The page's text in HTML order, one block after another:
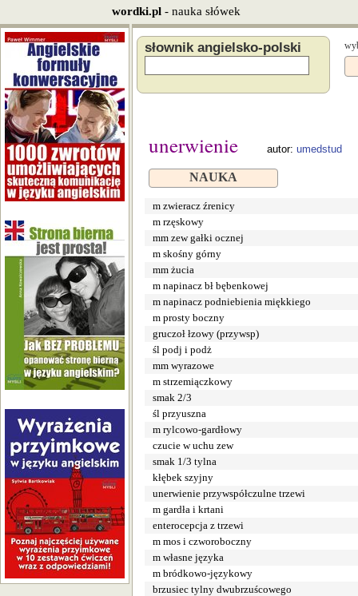
wordki.pl - nauka słówek
słownik angielsko-polski
unerwienie autor: umedstud
NAUKA
m zwieracz źrenicy
m rzęskowy
mm zew gałki ocznej
m skośny górny
mm żucia
m napinacz bł bębenkowej
m napinacz podniebienia miękkiego
m prosty boczny
gruczoł łzowy (przywsp)
śl podj i podż
mm wyrazowe
m strzemiączkowy
smak 2/3
śl przyuszna
m rylcowo-gardłowy
czucie w uchu zew
smak 1/3 tylna
kłębek szyjny
unerwienie przywspółczulne trzewi
m gardła i krtani
enterocepcja z trzewi
m mos i czworoboczny
m własne języka
m bródkowo-językowy
brzusiec tylny dwubrzuścowego